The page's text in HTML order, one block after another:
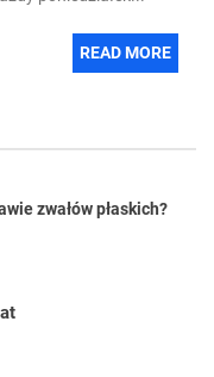
READ MORE
zwałów płaskich?